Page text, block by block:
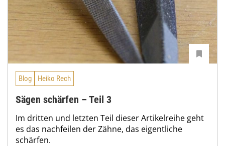
Blog Heiko Rech
Sägen schärfen – Teil 3
Im dritten und letzten Teil dieser Artikelreihe geht
es das nachfeilen der Zähne, das eigentliche
schärfen.